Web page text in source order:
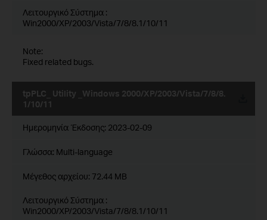
Λειτουργικό Σύστημα :
Win2000/XP/2003/Vista/7/8/8.1/10/11
Note:
Fixed related bugs.
tpPLC_ Utility _Windows 2000/XP/2003/Vista/7/8/8.
1/10/11
Ημερομηνία Έκδοσης: 2023-02-09
Γλώσσα: Multi-language
Μέγεθος αρχείου: 72.44 MB
Λειτουργικό Σύστημα :
Win2000/XP/2003/Vista/7/8/8.1/10/11